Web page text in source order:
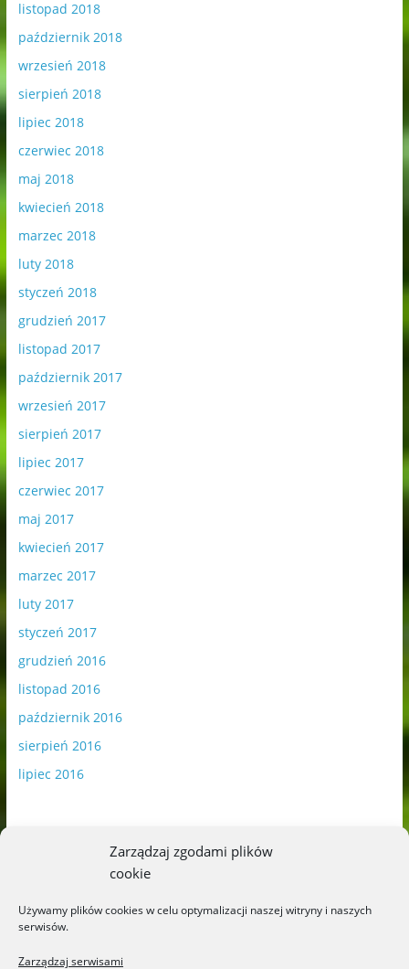
Zarządzaj zgodami plików
cookie
Używamy plików cookies w celu optymalizacji naszej witryny i naszych
serwisów.
Zarządzaj serwisami
listopad 2018
październik 2018
wrzesień 2018
sierpień 2018
lipiec 2018
czerwiec 2018
maj 2018
kwiecień 2018
marzec 2018
luty 2018
styczeń 2018
grudzień 2017
listopad 2017
październik 2017
wrzesień 2017
sierpień 2017
lipiec 2017
czerwiec 2017
maj 2017
kwiecień 2017
marzec 2017
luty 2017
styczeń 2017
grudzień 2016
listopad 2016
październik 2016
sierpień 2016
lipiec 2016